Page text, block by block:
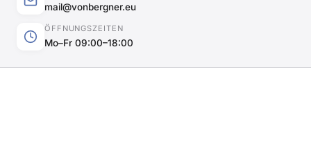
mail@vonbergner.eu
ÖFFNUNGSZEITEN
Mo–Fr 09:00–18:00